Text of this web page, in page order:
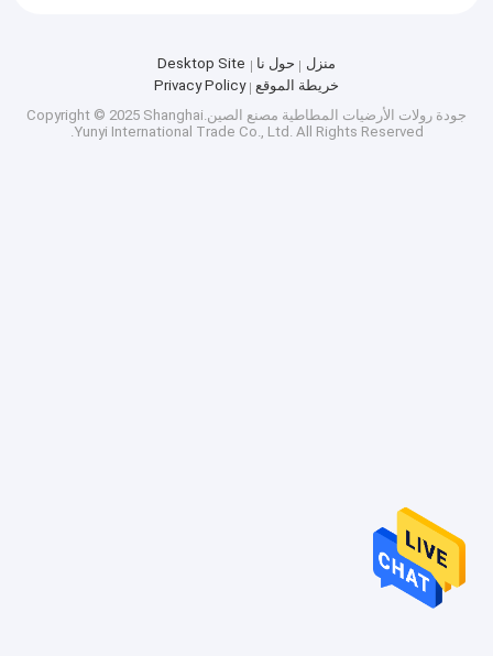
منزل حول نا
Desktop Site
خريطة الموقع
Privacy Policy
جودة رولات الأرضيات المطاطية
مصنع الصين.Copyright © 2025 Shanghai
Yunyi International Trade Co., Ltd. All Rights Reserved.